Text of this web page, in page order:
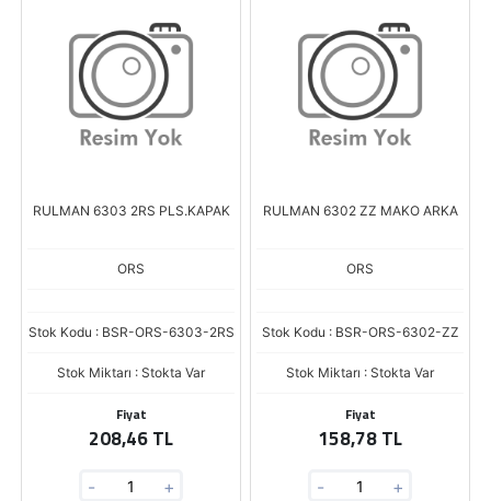
RULMAN 6303 2RS PLS.KAPAK
ORS
Stok Kodu : BSR-ORS-6303-2RS
Stok Miktarı : Stokta Var
Fiyat
208,46 TL
- +
RULMAN 6302 ZZ MAKO ARKA
ORS
Stok Kodu : BSR-ORS-6302-ZZ
Stok Miktarı : Stokta Var
Fiyat
158,78 TL
- +